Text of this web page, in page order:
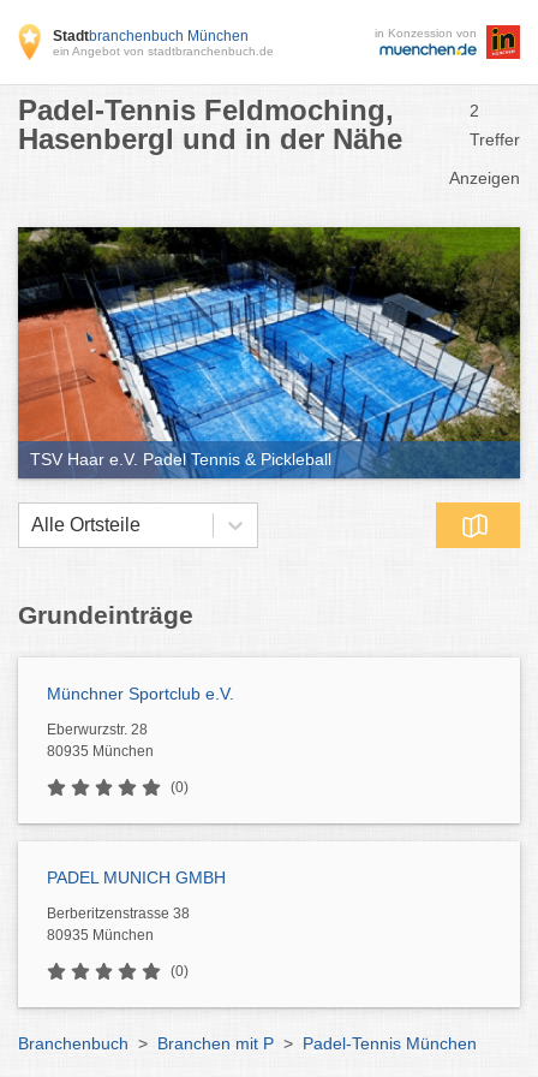
Stadtbranchenbuch München
ein Angebot von stadtbranchenbuch.de
in Konzession von
Padel-Tennis Feldmoching,
Hasenbergl und in der Nähe
2
Treffer
Anzeigen
TSV Haar e.V. Padel Tennis & Pickleball
Alle Ortsteile
Grundeinträge
Münchner Sportclub e.V.
Eberwurzstr. 28
80935 München
(0)
PADEL MUNICH GMBH
Berberitzenstrasse 38
80935 München
(0)
Branchenbuch > Branchen mit P > Padel-Tennis München